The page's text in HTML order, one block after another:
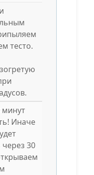
тесто.
Иначе
30